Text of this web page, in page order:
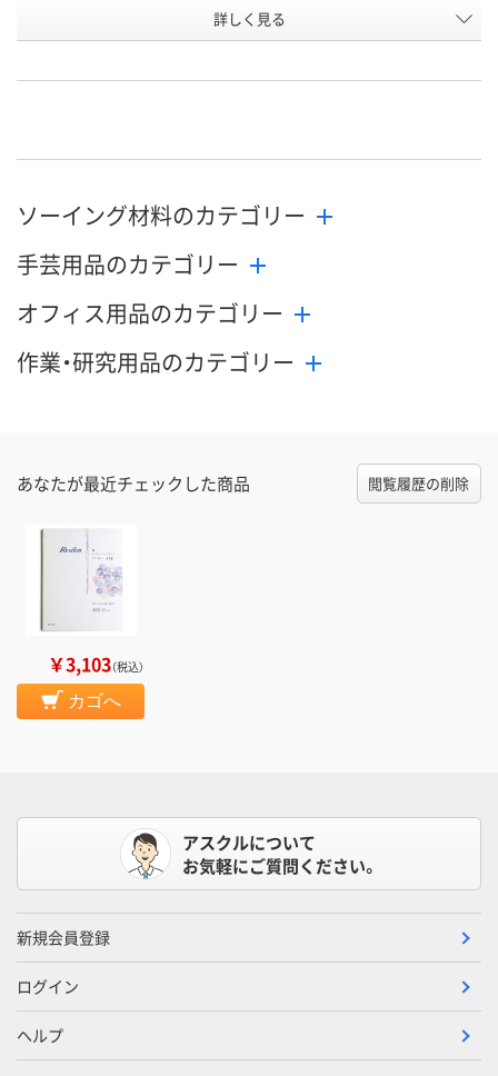
EJ55760 EJ55757
カゴへ
販売停止中です
詳しく見る
ソーイング材料のカテゴリー
手芸用品のカテゴリー
オフィス用品のカテゴリー
作業・研究用品のカテゴリー
あなたが最近チェックした商品 閲覧履歴の削除
￥3,103（税込）
カゴへ
アスクルについて
お気軽にご質問ください。
新規会員登録
ログイン
ヘルプ